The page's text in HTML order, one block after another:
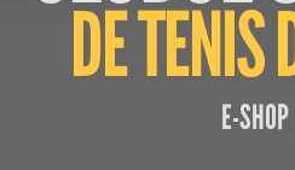
DE TENIS
E-SHOP